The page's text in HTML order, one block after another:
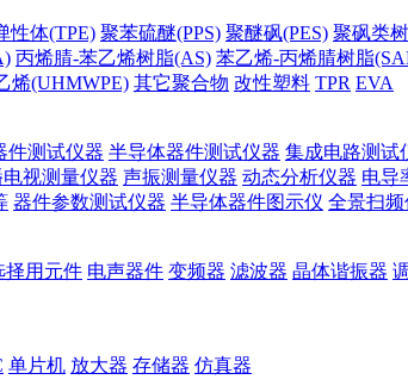
性体(TPE) 聚苯硫醚(PPS) 聚醚砜(PES) 聚砜类
丙烯腈-苯乙烯树脂(AS) 苯乙烯-丙烯腈树脂
烯(UHMWPE) 其它聚合物 改性塑料 TPR EVA
件测试仪器 半导体器件测试仪器 集成电路测试
电视测量仪器 声振测量仪器 动态分析仪器 电导
器件参数测试仪器 半导体器件图示仪 全景扫频
择用元件 电声器件 变频器 滤波器 晶体谐振器
单片机 放大器 存储器 仿真器